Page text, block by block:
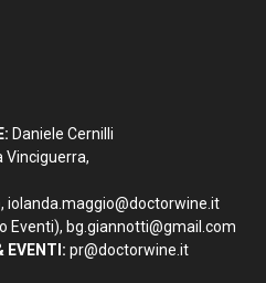
Daniele Cernilli
Vinciguerra,
iolanda.maggio@doctorwine.it
Eventi), bg.giannotti@gmail.com
EVENTI: pr@doctorwine.it